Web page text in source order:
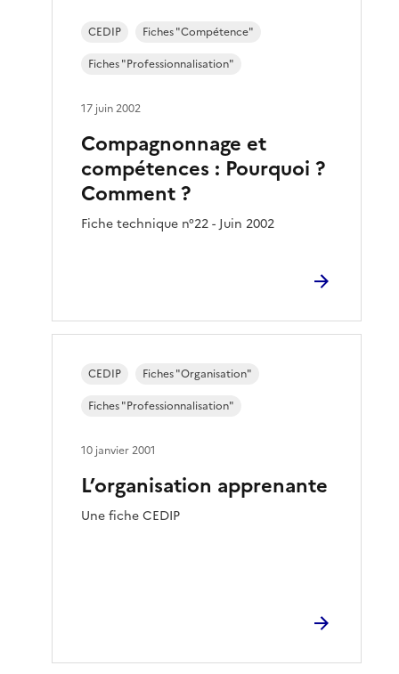
Compagnonnage et
compétences : Pourquoi ?
Comment ?
Fiche technique n°22 - Juin 2002
CEDIP
Fiches "Compétence"
Fiches "Professionnalisation"
17 juin 2002
L’organisation apprenante
Une fiche CEDIP
CEDIP
Fiches "Organisation"
Fiches "Professionnalisation"
10 janvier 2001